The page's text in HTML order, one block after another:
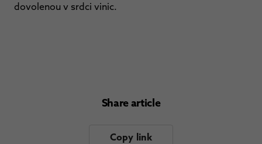
dovolenou v srdci vinic.
Share article
Copy link